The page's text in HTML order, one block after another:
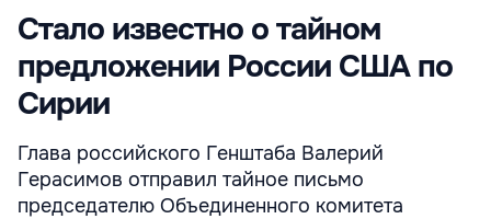
Стало известно о тайном
предложении России США по
Сирии
Глава российского Генштаба Валерий
Герасимов отправил тайное письмо
председателю Объединенного комитета